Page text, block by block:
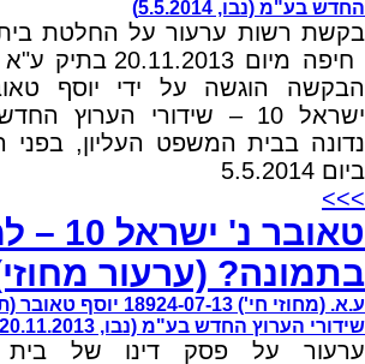
החדש בע"מ (נבו, 5.5.2014)
בקשת רשות ערעור על החלטת
הבקשה הוגשה על ידי יוסף
ישראל 10 – שידורי
נדונה בבית המשפט העליון, בפני
ביום 5.5.2014
>>>
טאובר
בתמונה? (ערעור
שידורי הערוץ החדש בע"מ (נבו, 20.11.2013)
ערעור על פסק דינו של